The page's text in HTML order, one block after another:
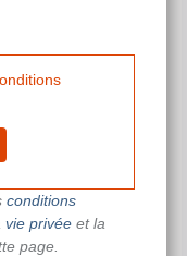
conditions
vie privéeet la
page.